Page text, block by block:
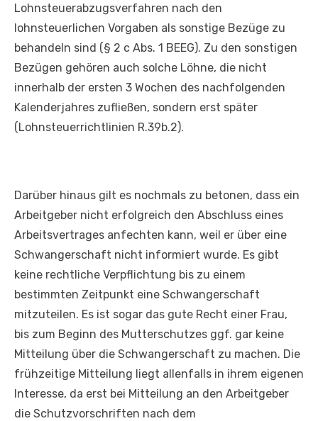
Lohnsteuerabzugsverfahren nach den
lohnsteuerlichen Vorgaben als sonstige Bezüge zu
behandeln sind (§ 2 c Abs. 1 BEEG). Zu den sonstigen
Bezügen gehören auch solche Löhne, die nicht
innerhalb der ersten 3 Wochen des nachfolgenden
Kalenderjahres zufließen, sondern erst später
(Lohnsteuerrichtlinien R.39b.2).
Darüber hinaus gilt es nochmals zu betonen, dass ein
Arbeitgeber nicht erfolgreich den Abschluss eines
Arbeitsvertrages anfechten kann, weil er über eine
Schwangerschaft nicht informiert wurde. Es gibt
keine rechtliche Verpflichtung bis zu einem
bestimmten Zeitpunkt eine Schwangerschaft
mitzuteilen. Es ist sogar das gute Recht einer Frau,
bis zum Beginn des Mutterschutzes ggf. gar keine
Mitteilung über die Schwangerschaft zu machen. Die
frühzeitige Mitteilung liegt allenfalls in ihrem eigenen
Interesse, da erst bei Mitteilung an den Arbeitgeber
die Schutzvorschriften nach dem